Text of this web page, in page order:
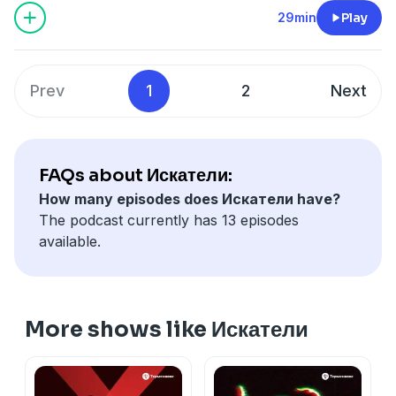
29min Play
Prev 1 2 Next
FAQs about Искатели:
How many episodes does Искатели have?
The podcast currently has 13 episodes
available.
More shows like Искатели